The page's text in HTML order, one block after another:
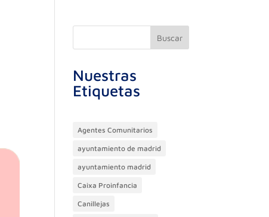
Buscar
Nuestras
Etiquetas
Agentes Comunitarios
ayuntamiento de madrid
ayuntamiento madrid
Caixa Proinfancia
Canillejas